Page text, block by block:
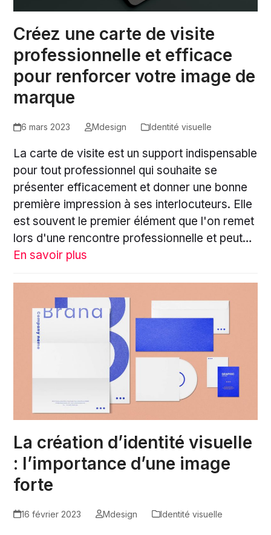
Créez une carte de visite
professionnelle et efficace
pour renforcer votre image de
marque
6 mars 2023 Mdesign Identité visuelle
La carte de visite est un support indispensable
pour tout professionnel qui souhaite se
présenter efficacement et donner une bonne
première impression à ses interlocuteurs. Elle
est souvent le premier élément que l'on remet
lors d'une rencontre professionnelle et peut…
En savoir plus
La création d’identité visuelle
: l’importance d’une image
forte
16 février 2023 Mdesign Identité visuelle